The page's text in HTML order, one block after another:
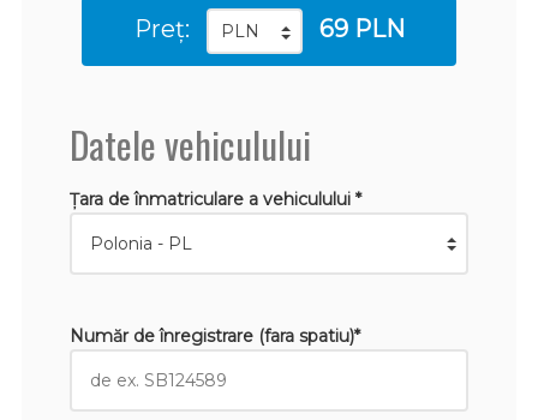
Preț: 69 PLN
Datele vehiculului
Țara de înmatriculare a vehiculului *
Număr de înregistrare (fara spatiu)*